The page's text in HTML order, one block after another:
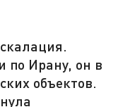
по Ирану, он в
объектов.